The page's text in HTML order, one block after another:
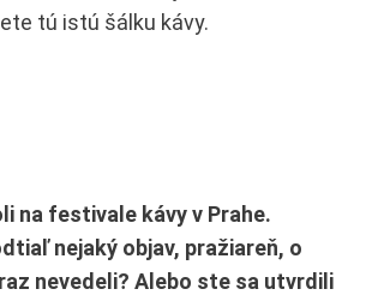
tú istú šálku kávy.
na festivale kávy v Prahe.
nejaký objav, pražiareň, o
nevedeli? Alebo ste sa utvrdili